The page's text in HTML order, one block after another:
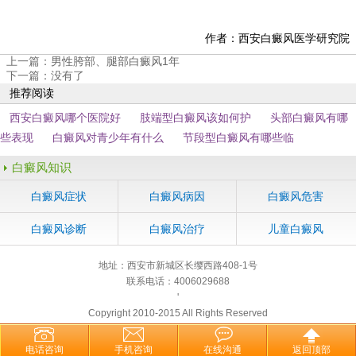
作者：西安白癜风医学研究院
上一篇： 男性胯部、腿部白癜风1年
下一篇：没有了
推荐阅读
西安白癜风哪个医院好
肢端型白癜风该如何护
头部白癜风有哪
些表现
白癜风对青少年有什么 节段型白癜风有哪些临
白癜风知识
白癜风症状 白癜风病因 白癜风危害
白癜风诊断 白癜风治疗 儿童白癜风
地址：西安市新城区长缨西路408-1号
联系电话：4006029688
'
Copyright 2010-2015 All Rights Reserved
电话咨询 手机咨询 在线沟通 返回顶部